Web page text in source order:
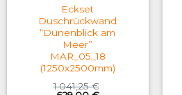
Eckset
Duschrückwand
“Dünenblick am
Meer”
MAR_05_18
(1250x2500mm)
1.041,25€